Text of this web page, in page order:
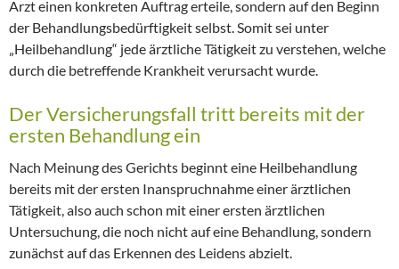
Arzt einen konkreten Auftrag erteile, sondern auf den Beginn
der Behandlungsbedürftigkeit selbst. Somit sei unter
„Heilbehandlung“ jede ärztliche Tätigkeit zu verstehen, welche
durch die betreffende Krankheit verursacht wurde.
Der Versicherungsfall tritt bereits mit der
ersten Behandlung ein
Nach Meinung des Gerichts beginnt eine Heilbehandlung
bereits mit der ersten Inanspruchnahme einer ärztlichen
Tätigkeit, also auch schon mit einer ersten ärztlichen
Untersuchung, die noch nicht auf eine Behandlung, sondern
zunächst auf das Erkennen des Leidens abzielt.